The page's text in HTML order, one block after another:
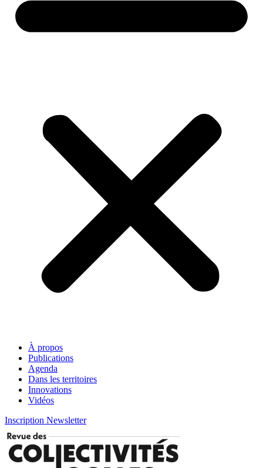
À propos
Publications
Agenda
Dans les territoires
Innovations
Vidéos
Inscription Newsletter